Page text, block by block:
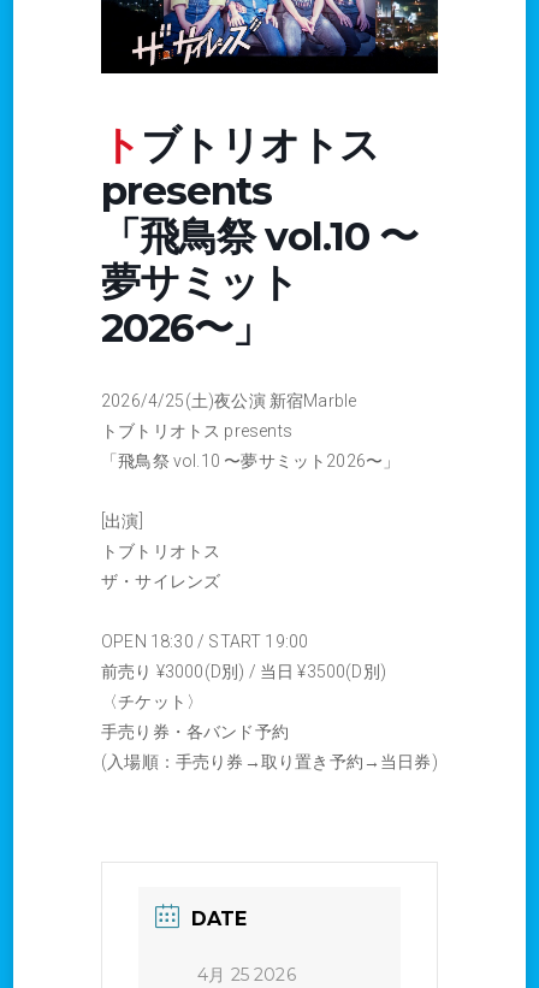
トブトリオトス
presents
「飛鳥祭 vol.10 〜
夢サミット
2026〜」
2026/4/25(土)夜公演 新宿Marble
トブトリオトス presents
「飛鳥祭 vol.10 〜夢サミット2026〜」
[出演]
トブトリオトス
ザ・サイレンズ
OPEN 18:30 / START 19:00
前売り ¥3000(D別) / 当日 ¥3500(D別)
〈チケット〉
手売り券・各バンド予約
(入場順：手売り券→取り置き予約→当日券)
DATE
4月 25 2026